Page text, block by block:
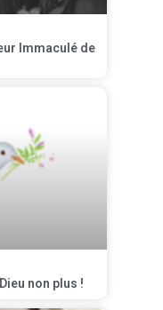
Immaculé de
non plus !